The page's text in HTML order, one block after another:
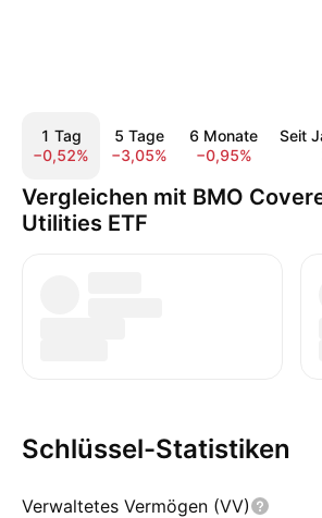
1 Tag
−0,52%
5 Tage
−3,05%
6 Monate
−0,95%
Seit
Vergleichen mit BMO
Utilities ETF
Schlüssel-Statistiken
Verwaltetes Vermögen (VV)